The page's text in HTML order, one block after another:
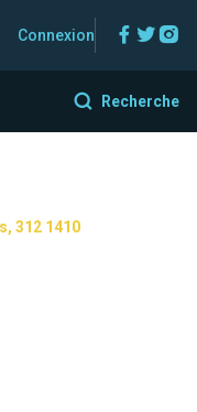
Connexion
Recherche
312 1410